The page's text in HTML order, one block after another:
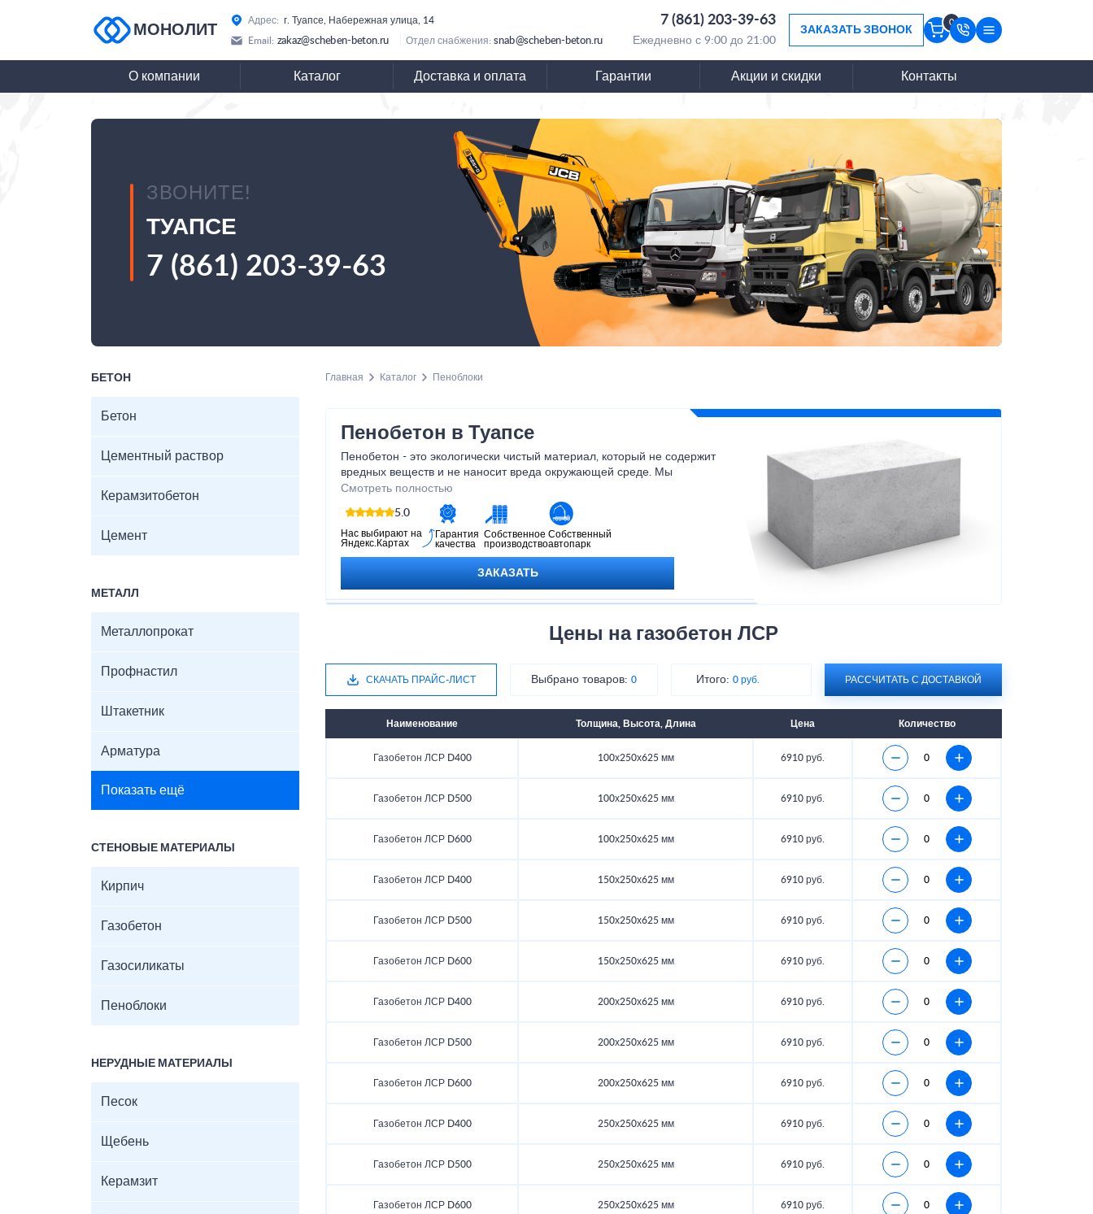
МОНОЛИТ
Адрес: г. Туапсе, Набережная улица, 14 7 (861) 203-39-63
Email: zakaz@scheben-beton.ru Отдел снабжения: snab@scheben-beton.ru Ежедневно с 9:00 до 21:00
ЗАКАЗАТЬ ЗВОНОК
0
О компании Каталог Доставка и оплата Гарантии Акции и скидки Контакты
ЗВОНИТЕ!
ТУАПСЕ
7 (861) 203-39-63
БЕТОН
Бетон
Цементный раствор
Керамзитобетон
Цемент
МЕТАЛЛ
Металлопрокат
Профнастил
Штакетник
Арматура
Показать ещё
СТЕНОВЫЕ МАТЕРИАЛЫ
Кирпич
Газобетон
Газосиликаты
Пеноблоки
НЕРУДНЫЕ МАТЕРИАЛЫ
Песок
Щебень
Керамзит
Главная Каталог Пеноблоки
Пенобетон в Туапсе
Пенобетон - это экологически чистый материал, который не содержит
вредных веществ и не наносит вреда окружающей среде. Мы
гарантируем высокое качество нашего продукта и предлагаем вам
приобрести пенобетон уже сегодня, чтобы начать свое строительство
с надежным и инновационным материалом.
Смотреть полностью
5.0
Нас выбирают на
Яндекс.Картах
Гарантия
качества
Собственное
производство
Собственный
автопарк
ЗАКАЗАТЬ
Цены на газобетон ЛСР
СКАЧАТЬ ПРАЙС-ЛИСТ Выбрано товаров: 0 Итого:0 руб. РАССЧИТАТЬ С ДОСТАВКОЙ
Наименование Толщина, Высота, Длина Цена Количество
Газобетон ЛСР D400 100х250х625 мм 6910 руб.
Газобетон ЛСР D500 100х250х625 мм 6910 руб.
Газобетон ЛСР D600 100х250х625 мм 6910 руб.
Газобетон ЛСР D400 150х250х625 мм 6910 руб.
Газобетон ЛСР D500 150х250х625 мм 6910 руб.
Газобетон ЛСР D600 150х250х625 мм 6910 руб.
Газобетон ЛСР D400 200х250х625 мм 6910 руб.
Газобетон ЛСР D500 200х250х625 мм 6910 руб.
Газобетон ЛСР D600 200х250х625 мм 6910 руб.
Газобетон ЛСР D400 250х250х625 мм 6910 руб.
Газобетон ЛСР D500 250х250х625 мм 6910 руб.
Газобетон ЛСР D600 250х250х625 мм 6910 руб.